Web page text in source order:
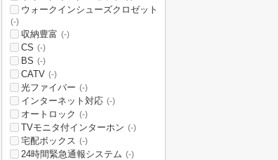
ウォークインシューズクロゼット
(-)
収納豊富 (-)
CS (-)
BS (-)
CATV (-)
光ファイバー (-)
インターネット対応 (-)
オートロック (-)
TVモニタ付インターホン (-)
宅配ボックス (-)
24時間緊急通報システム (-)